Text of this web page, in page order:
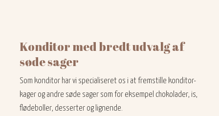
Konditor med bredt udvalg af
søde sager
Som konditor har vi specialiseret os i at fremstille konditor-
kager og andre søde sager som for eksempel chokolader, is,
flødeboller, desserter og lignende.